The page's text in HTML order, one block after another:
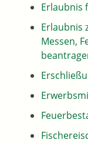
Erlaubnis
Erlaubnis
Messen,